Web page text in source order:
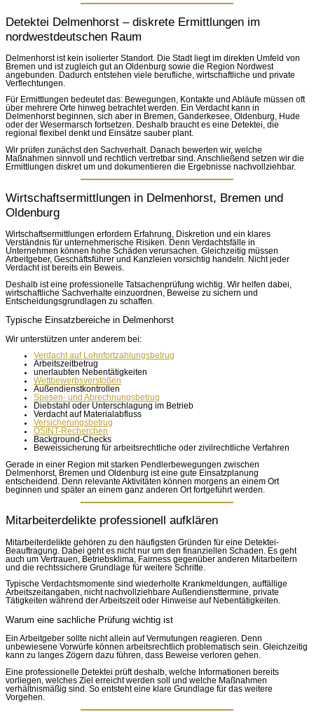
Detektei Delmenhorst – diskrete Ermittlungen im
nordwestdeutschen Raum
Delmenhorst ist kein isolierter Standort. Die Stadt liegt im direkten Umfeld von
Bremen und ist zugleich gut an Oldenburg sowie die Region Nordwest
angebunden. Dadurch entstehen viele berufliche, wirtschaftliche und private
Verflechtungen.
Für Ermittlungen bedeutet das: Bewegungen, Kontakte und Abläufe müssen oft
über mehrere Orte hinweg betrachtet werden. Ein Verdacht kann in
Delmenhorst beginnen, sich aber in Bremen, Ganderkesee, Oldenburg, Hude
oder der Wesermarsch fortsetzen. Deshalb braucht es eine Detektei, die
regional flexibel denkt und Einsätze sauber plant.
Wir prüfen zunächst den Sachverhalt. Danach bewerten wir, welche
Maßnahmen sinnvoll und rechtlich vertretbar sind. Anschließend setzen wir die
Ermittlungen diskret um und dokumentieren die Ergebnisse nachvollziehbar.
Wirtschaftsermittlungen in Delmenhorst, Bremen und
Oldenburg
Wirtschaftsermittlungen erfordern Erfahrung, Diskretion und ein klares
Verständnis für unternehmerische Risiken. Denn Verdachtsfälle in
Unternehmen können hohe Schäden verursachen. Gleichzeitig müssen
Arbeitgeber, Geschäftsführer und Kanzleien vorsichtig handeln. Nicht jeder
Verdacht ist bereits ein Beweis.
Deshalb ist eine professionelle Tatsachenprüfung wichtig. Wir helfen dabei,
wirtschaftliche Sachverhalte einzuordnen, Beweise zu sichern und
Entscheidungsgrundlagen zu schaffen.
Typische Einsatzbereiche in Delmenhorst
Wir unterstützen unter anderem bei:
Verdacht auf Lohnfortzahlungsbetrug
Arbeitszeitbetrug
unerlaubten Nebentätigkeiten
Wettbewerbsverstößen
Außendienstkontrollen
Spesen- und Abrechnungsbetrug
Diebstahl oder Unterschlagung im Betrieb
Verdacht auf Materialabfluss
Versicherungsbetrug
OSINT-Recherchen
Background-Checks
Beweissicherung für arbeitsrechtliche oder zivilrechtliche Verfahren
Gerade in einer Region mit starken Pendlerbewegungen zwischen
Delmenhorst, Bremen und Oldenburg ist eine gute Einsatzplanung
entscheidend. Denn relevante Aktivitäten können morgens an einem Ort
beginnen und später an einem ganz anderen Ort fortgeführt werden.
Mitarbeiterdelikte professionell aufklären
Mitarbeiterdelikte gehören zu den häufigsten Gründen für eine Detektei-
Beauftragung. Dabei geht es nicht nur um den finanziellen Schaden. Es geht
auch um Vertrauen, Betriebsklima, Fairness gegenüber anderen Mitarbeitern
und die rechtssichere Grundlage für weitere Schritte.
Typische Verdachtsmomente sind wiederholte Krankmeldungen, auffällige
Arbeitszeitangaben, nicht nachvollziehbare Außendiensttermine, private
Tätigkeiten während der Arbeitszeit oder Hinweise auf Nebentätigkeiten.
Warum eine sachliche Prüfung wichtig ist
Ein Arbeitgeber sollte nicht allein auf Vermutungen reagieren. Denn
unbewiesene Vorwürfe können arbeitsrechtlich problematisch sein. Gleichzeitig
kann zu langes Zögern dazu führen, dass Beweise verloren gehen.
Eine professionelle Detektei prüft deshalb, welche Informationen bereits
vorliegen, welches Ziel erreicht werden soll und welche Maßnahmen
verhältnismäßig sind. So entsteht eine klare Grundlage für das weitere
Vorgehen.